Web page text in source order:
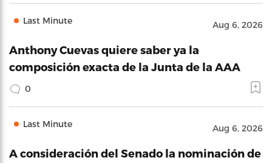
Last Minute Aug 6, 2026
Anthony Cuevas quiere saber ya la
composición exacta de la Junta de la AAA
0
Last Minute Aug 6, 2026
A consideración del Senado la nominación de